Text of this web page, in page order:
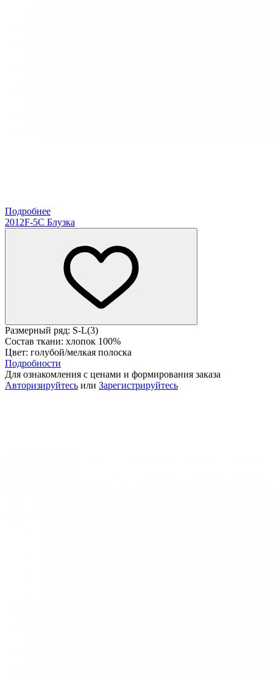
Подробнее
2012F-5C Блузка
Размерный ряд: S-L(3)
Состав ткани: хлопок 100%
Цвет: голубой/мелкая полоска
Подробности
Для ознакомления с ценами и формирования заказа
Авторизируйтесь или Зарегистрируйтесь